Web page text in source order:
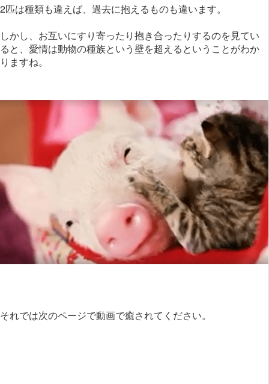
2匹は種類も違えば、過去に抱えるものも違います。
しかし、お互いにすり寄ったり抱き合ったりするのを見てい
ると、愛情は動物の種族という壁を超えるということがわか
りますね。
それでは次のページで動画で癒されてください。